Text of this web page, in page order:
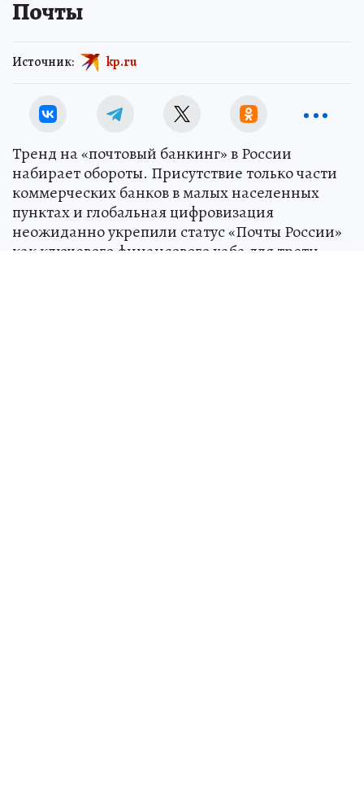
Почты
Источник: kp.ru
Тренд на «почтовый банкинг» в России
набирает обороты. Присутствие только части
коммерческих банков в малых населенных
пунктах и глобальная цифровизация
неожиданно укрепили статус «Почты России»
как ключевого финансового хаба для трети